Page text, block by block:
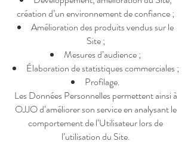
création d’un environnement de confiance ;
Amélioration des produits vendus sur le
Site ;
Mesures d’audience ;
Élaboration de statistiques commerciales ;
Profilage.
Les Données Personnelles permettent ainsi à
OJJO d’améliorer son service en analysant le
comportement de l’Utilisateur lors de
l’utilisation du Site.